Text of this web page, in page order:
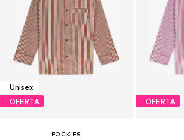
Unisex
OFERTA
POCKIES
OFERTA